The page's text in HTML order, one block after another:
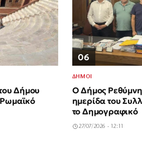
Δήμου
06
ΔΗΜΟΙ
Ο Δήμος
ημερίδα του
το Δημογραφικό
27/07/2026 - 12:11